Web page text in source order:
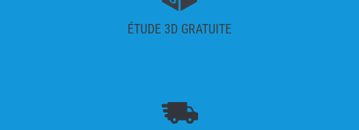
ÉTUDE 3D GRATUITE